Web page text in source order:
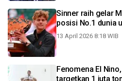
Sinner raih gelar
posisi No.1 dunia
13 April 2026 8:18 WIB
Fenomena El
targetkan 1 juta